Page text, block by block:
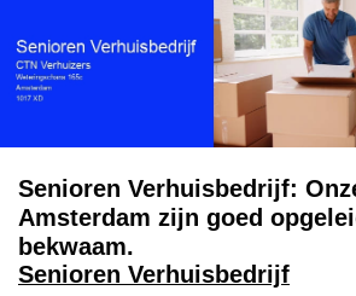
Senioren Verhuisbedrijf:
Amsterdam zijn goed
bekwaam.
Senioren Verhuisbedrijf